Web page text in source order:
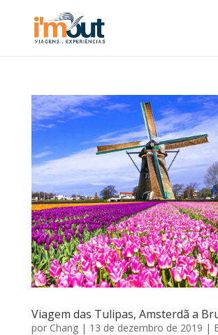
Viagem das Tulipas, Amsterdã a
por Chang| 13 de dezembro de 2019 |